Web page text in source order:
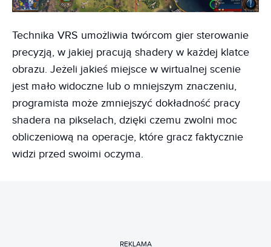
Technika VRS umożliwia twórcom gier sterowanie
precyzją, w jakiej pracują shadery w każdej klatce
obrazu. Jeżeli jakieś miejsce w wirtualnej scenie
jest mało widoczne lub o mniejszym znaczeniu,
programista może zmniejszyć dokładność pracy
shadera na pikselach, dzięki czemu zwolni moc
obliczeniową na operacje, które gracz faktycznie
widzi przed swoimi oczyma.
REKLAMA